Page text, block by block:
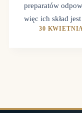
preparatów
więc ich skład
30